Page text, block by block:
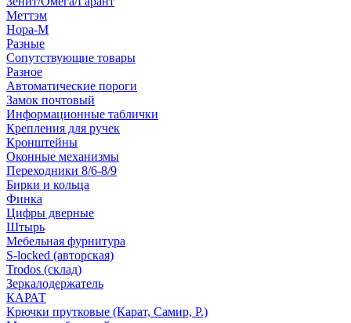
Меттэм
Нора-М
Разные
Сопутствующие товары
Разное
Автоматические пороги
Замок почтовый
Информационные таблички
Крепления для ручек
Кронштейны
Оконные механизмы
Переходники 8/6-8/9
Бирки и кольца
Финка
Цифры дверные
Штырь
Мебельная фурнитура
S-locked (авторская)
Trodos (склад)
Зеркалодержатель
КАРАТ
Крючки прутковые (Карат, Самир, Р.)